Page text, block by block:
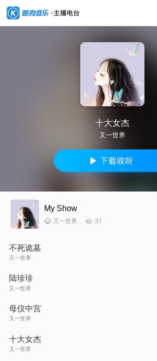
十大女杰
又一世界
My Show
又一世界 37
不死诡墓
又一世界
陆珍珍
又一世界
母仪中宫
又一世界
十大女杰
又一世界